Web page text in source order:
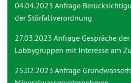
04.04.2023 Anfrage
der Störfallverordnung
27.03.2023 Anfrage Gespräche
Lobbygruppen mit Interesse am
25.02.2023 Anfrage